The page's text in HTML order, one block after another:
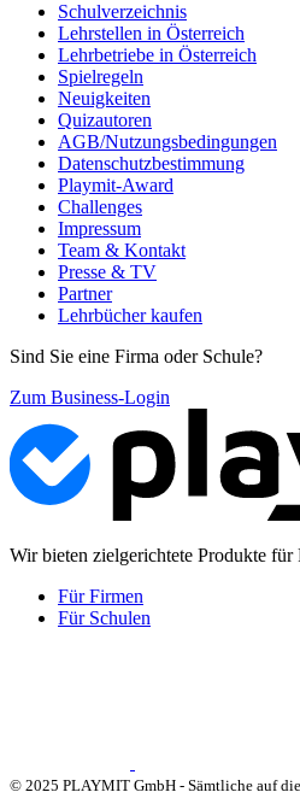
Schulverzeichnis
Lehrstellen in Österreich
Lehrbetriebe in Österreich
Spielregeln
Neuigkeiten
Quizautoren
AGB/Nutzungsbedingungen
Datenschutzbestimmung
Playmit-Award
Challenges
Impressum
Team & Kontakt
Presse & TV
Partner
Lehrbücher kaufen
Sind Sie eine Firma oder Schule?
Zum Business-Login
Wir bieten zielgerichtete Produkte für
Für Firmen
Für Schulen
© 2025 PLAYMIT GmbH - Sämtliche auf